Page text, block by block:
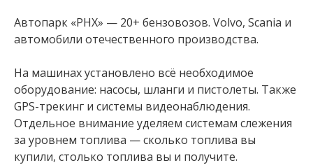
Автопарк «РНХ» — 20+ бензовозов. Volvo, Scania и
автомобили отечественного производства.
На машинах установлено всё необходимое
оборудование: насосы, шланги и пистолеты. Также
GPS-трекинг и системы видеонаблюдения.
Отдельное внимание уделяем системам слежения
за уровнем топлива — сколько топлива вы
купили, столько топлива вы и получите.